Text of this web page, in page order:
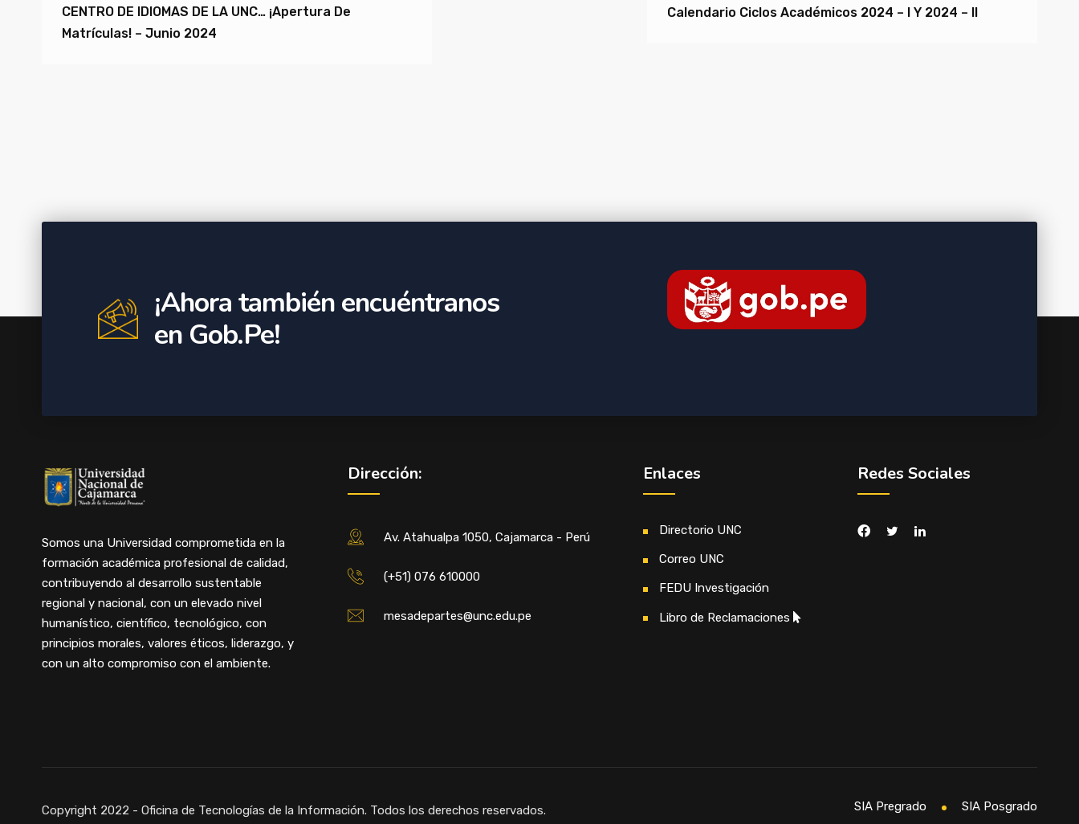
CENTRO DE IDIOMAS DE LA UNC… ¡Apertura De
Matrículas! – Junio 2024
Calendario Ciclos Académicos 2024 – I Y 2024 – II
¡Ahora también encuéntranos
en Gob.Pe!
Somos una Universidad comprometida en la
formación académica profesional de calidad,
contribuyendo al desarrollo sustentable
regional y nacional, con un elevado nivel
humanístico, científico, tecnológico, con
principios morales, valores éticos, liderazgo, y
con un alto compromiso con el ambiente.
Dirección:
Av. Atahualpa 1050, Cajamarca - Perú
(+51) 076 610000
mesadepartes@unc.edu.pe
Enlaces
Directorio UNC
Correo UNC
FEDU Investigación
Libro de Reclamaciones
Redes Sociales
Copyright 2022 - Oficina de Tecnologías de la Información. Todos los derechos reservados. SIA Pregrado SIA Posgrado